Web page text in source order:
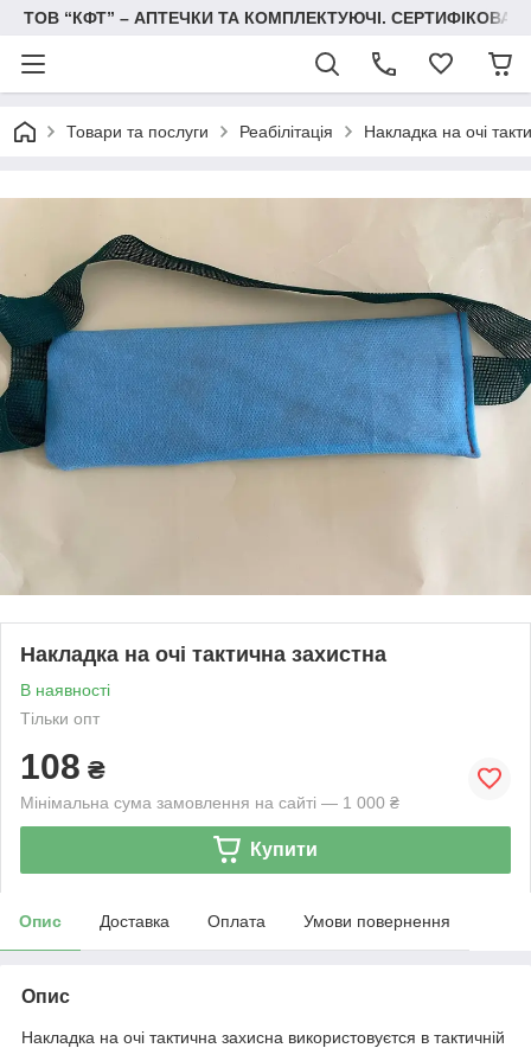
ТОВ “КФТ” – АПТЕЧКИ ТА КОМПЛЕКТУЮЧІ.
Товари та послуги Реабілітація Накладка на очі
Накладка на очі тактична захистна
В наявності
Тільки опт
108 ₴
Мінімальна сума замовлення на сайті — 1 000 ₴
Купити
Опис Доставка Оплата Умови повернення
Опис
Накладка на очі тактична захисна використовуєтся в тактичній